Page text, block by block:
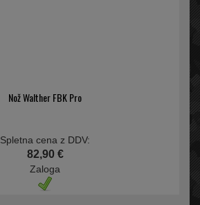
Nož Walther FBK Pro
Spletna cena z DDV:
82,90 €
Zaloga